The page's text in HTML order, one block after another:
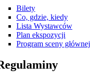
Bilety
Co, gdzie, kiedy
Lista Wystawców
Plan ekspozycji
Program sceny głównej